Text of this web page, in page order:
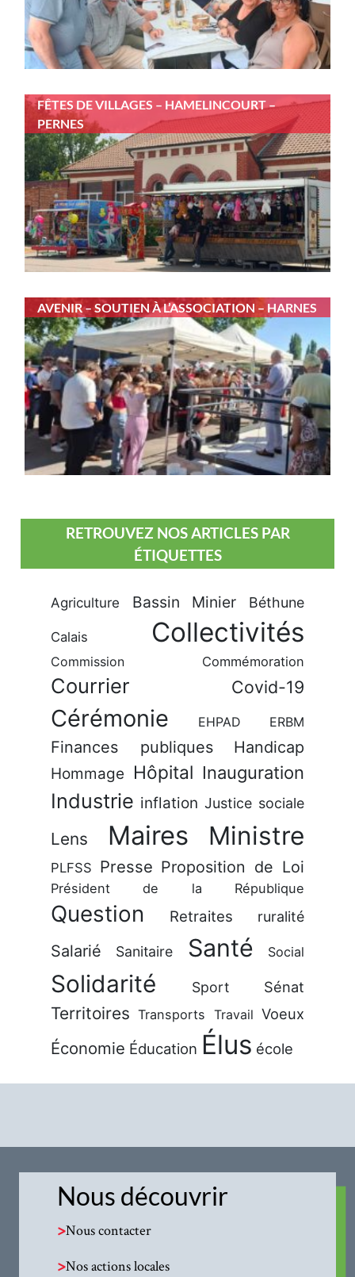
FÊTES DE VILLAGES – HAMELINCOURT –
PERNES
AVENIR – SOUTIEN À L’ASSOCIATION – HARNES
RETROUVEZ NOS ARTICLES PAR
ÉTIQUETTES
Agriculture Bassin Minier Béthune
Calais Collectivités
Commission Commémoration
Courrier Covid-19
Cérémonie EHPAD ERBM
Finances publiques Handicap
Hommage Hôpital Inauguration
Industrie inflation Justice sociale
Lens Maires Ministre
PLFSS Presse Proposition de Loi
Président de la République
Question Retraites ruralité
Salarié Sanitaire Santé Social
Solidarité Sport Sénat
Territoires Transports Travail Voeux
Économie Éducation Élus école
Nous découvrir
>Nous contacter
>Nos actions locales